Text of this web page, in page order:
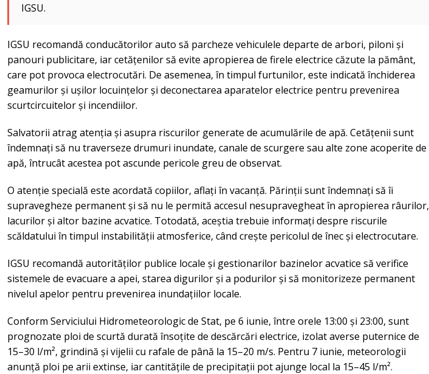
IGSU.
IGSU recomandă conducătorilor auto să parcheze vehiculele departe de arbori, piloni și
panouri publicitare, iar cetățenilor să evite apropierea de firele electrice căzute la pământ,
care pot provoca electrocutări. De asemenea, în timpul furtunilor, este indicată închiderea
geamurilor și ușilor locuințelor și deconectarea aparatelor electrice pentru prevenirea
scurtcircuitelor și incendiilor.
Salvatorii atrag atenția și asupra riscurilor generate de acumulările de apă. Cetățenii sunt
îndemnați să nu traverseze drumuri inundate, canale de scurgere sau alte zone acoperite de
apă, întrucât acestea pot ascunde pericole greu de observat.
O atenție specială este acordată copiilor, aflați în vacanță. Părinții sunt îndemnați să îi
supravegheze permanent și să nu le permită accesul nesupravegheat în apropierea râurilor,
lacurilor și altor bazine acvatice. Totodată, aceștia trebuie informați despre riscurile
scăldatului în timpul instabilității atmosferice, când crește pericolul de înec și electrocutare.
IGSU recomandă autorităților publice locale și gestionarilor bazinelor acvatice să verifice
sistemele de evacuare a apei, starea digurilor și a podurilor și să monitorizeze permanent
nivelul apelor pentru prevenirea inundațiilor locale.
Conform Serviciului Hidrometeorologic de Stat, pe 6 iunie, între orele 13:00 și 23:00, sunt
prognozate ploi de scurtă durată însoțite de descărcări electrice, izolat averse puternice de
15–30 l/m², grindină și vijelii cu rafale de până la 15–20 m/s. Pentru 7 iunie, meteorologii
anunță ploi pe arii extinse, iar cantitățile de precipitații pot ajunge local la 15–45 l/m².